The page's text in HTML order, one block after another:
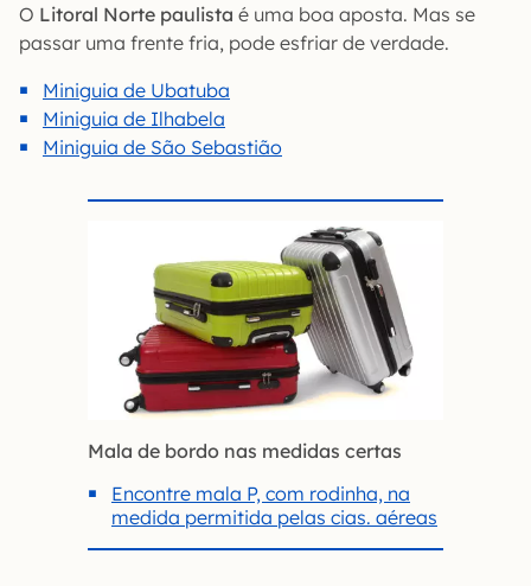
O Litoral Norte paulista é uma boa aposta. Mas se
passar uma frente fria, pode esfriar de verdade.
Miniguia de Ubatuba
Miniguia de Ilhabela
Miniguia de São Sebastião
Mala de bordo nas medidas certas
Encontre mala P, com rodinha, na
medida permitida pelas cias. aéreas